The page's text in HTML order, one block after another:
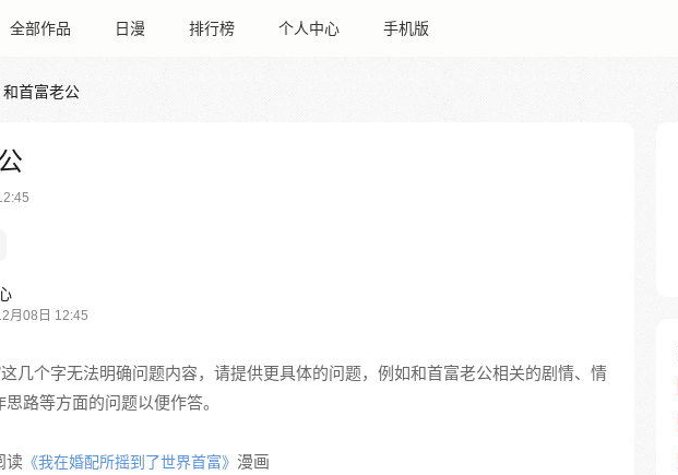
全部作品 日漫 排行榜 个人中心 手机版
和首富老公
月08日 12:45
这几个字无法明确问题内容，请提供更具体的问题，例如和首富老公相关的剧情、情
路等方面的问题以便作答。
读 《我在婚配所摇到了世界首富》 漫画